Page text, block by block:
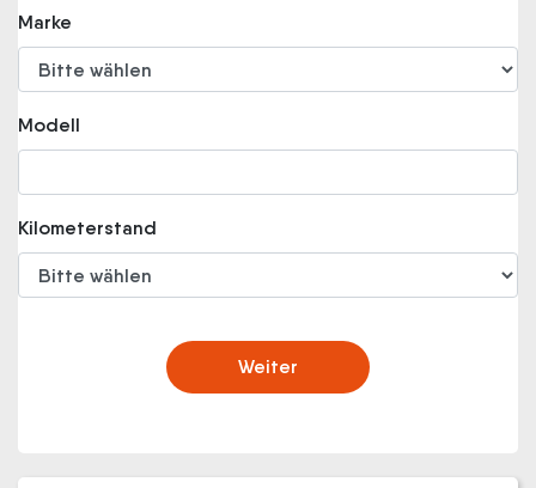
Marke
Modell
Kilometerstand
Weiter